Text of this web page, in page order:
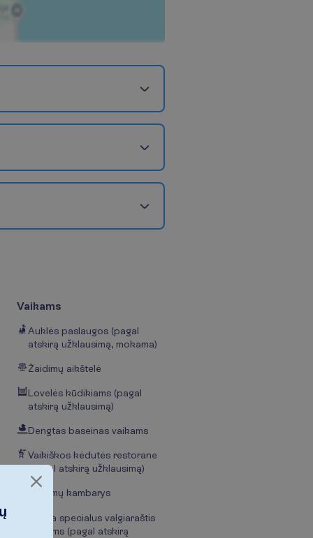
Vaikams
Auklės paslaugos (pagal
atskirą užklausimą, mokama)
Žaidimų aikštelė
Lovelės kūdikiams (pagal
atskirą užklausimą)
Dengtas baseinas vaikams
Vaikiškos kėdutės restorane
(pagal atskirą užklausimą)
Žaidimų kambarys
Yra specialus valgiaraštis
vaikams (pagal atskirą